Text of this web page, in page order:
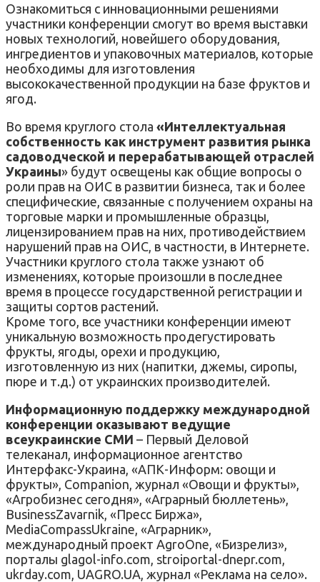
Ознакомиться с инновационными решениями
участники конференции смогут во время выставки
новых технологий, новейшего оборудования,
ингредиентов и упаковочных материалов, которые
необходимы для изготовления
высококачественной продукции на базе фруктов и
ягод.
Во время круглого стола «Интеллектуальная
собственность как инструмент развития рынка
садоводческой и перерабатывающей отраслей
Украины» будут освещены как общие вопросы о
роли прав на ОИС в развитии бизнеса, так и более
специфические, связанные с получением охраны на
торговые марки и промышленные образцы,
лицензированием прав на них, противодействием
нарушений прав на ОИС, в частности, в Интернете.
Участники круглого стола также узнают об
изменениях, которые произошли в последнее
время в процессе государственной регистрации и
защиты сортов растений.
Кроме того, все участники конференции имеют
уникальную возможность продегустировать
фрукты, ягоды, орехи и продукцию,
изготовленную из них (напитки, джемы, сиропы,
пюре и т.д.) от украинских производителей.
Информационную поддержку международной
конференции оказывают ведущие
всеукраинские СМИ – Первый Деловой
телеканал, информационное агентство
Интерфакс-Украина, «АПК-Информ: овощи и
фрукты», Companion, журнал «Овощи и фрукты»,
«Агробизнес сегодня», «Аграрный бюллетень»,
BusinessZavarnik, «Пресс Биржа»,
MediaCompassUkraine, «Аграрник»,
международный проект AgroOne, «Бизрелиз»,
порталы glagol-info.com, stroiportal-dnepr.com,
ukrday.com, UAGRO.UA, журнал «Реклама на село».